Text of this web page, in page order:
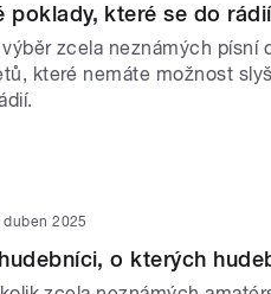
poklady, které se do
zcela neznámých písní
které nemáte možnost
duben 2025
o kterých